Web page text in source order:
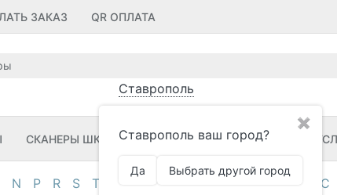
ЗАКАЗ QR ОПЛАТА
Ставрополь
✖
Ставрополь ваш город?
Да Выбрать другой город
СКАНЕРЫ ШК ПРИНТЕРЫ ШК ПО
N P R S T Z С